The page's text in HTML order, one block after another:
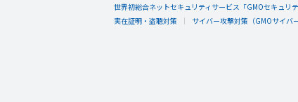
世界初総合ネットセキュリティサービス「GMOセキュリテ
実在証明・盗聴対策
サイバー攻撃対策（GMOサイバ